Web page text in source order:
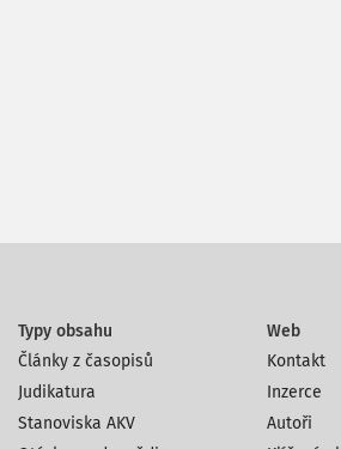
Typy obsahu
Články z časopisů
Judikatura
Stanoviska AKV
Web
Kontakt
Inzerce
Autoři